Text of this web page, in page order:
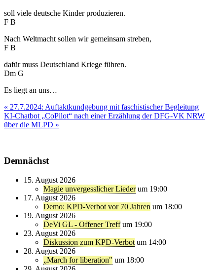
soll viele deutsche Kinder produzieren.
F B
Nach Weltmacht sollen wir gemeinsam streben,
F B
dafür muss Deutschland Kriege führen.
Dm G
Es liegt an uns…
Beitragsnavigation
« 27.7.2024: Auftaktkundgebung mit faschistischer Begleitung
KI-Chatbot „CoPilot“ nach einer Erzählung der DFG-VK NRW
über die MLPD »
Demnächst
15. August 2026
Magie unvergesslicher Lieder um 19:00
17. August 2026
Demo: KPD-Verbot vor 70 Jahren um 18:00
19. August 2026
DeVi GL - Offener Treff um 19:00
23. August 2026
Diskussion zum KPD-Verbot um 14:00
28. August 2026
„March for liberation" um 18:00